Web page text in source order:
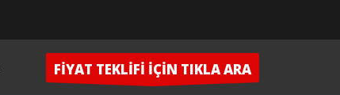
FİYAT TEKLİFİ İÇİN TIKLA ARA